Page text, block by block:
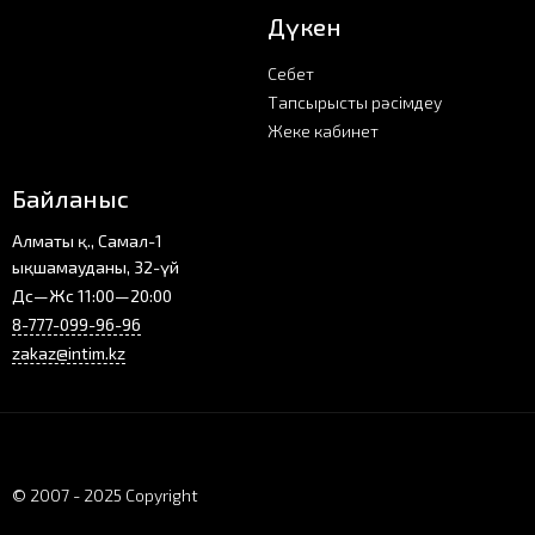
Дүкен
Себет
Тапсырысты рәсімдеу
Жеке кабинет
Байланыс
Алматы қ., Самал-1
ықшамауданы, 32-үй
Дс—Жс 11:00—20:00
8-777-099-96-96
zakaz@intim.kz
© 2007 - 2025 Copyright